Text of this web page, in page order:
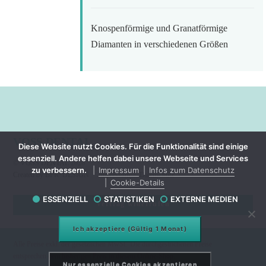
Knospenförmige und Granatförmige
Diamanten in verschiedenen Größen
VOSS DENTAL
©VOSS DENTAL2026
Created by BPR*DESIGN
·Impressum· Datenschutz
Vertrag widerrufen
Alle Preise exkl. der gesetzlichen MwSt. Die durchgestrichenen Preise
entsprechen dem bisherigen Preis in diesem Online-Shop.
Diese Website nutzt Cookies. Für die Funktionalität sind einige
essenziell. Andere helfen dabei unsere Webseite und Services
zu verbessern.
Impressum
Infos zum Datenschutz
Cookie-Details
ESSENZIELL
STATISTIKEN EXTERNE MEDIEN
Ich akzeptiere (Gültig 1 Monat)